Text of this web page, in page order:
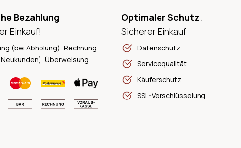
Bezahlung
Einkauf!
(bei Abholung), Rechnung
Überweisung
Optimaler Schutz.
Sicherer Einkauf
Datenschutz
Servicequalität
Käuferschutz
SSL-Verschlüsselung